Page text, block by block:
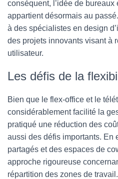
conséquent, l’idée de
appartient désormais au
à des spécialistes en design
des projets innovants visant à
utilisateur.
Les défis de la
Bien que le flex-office et le
considérablement facilité la
pratiqué une réduction des
aussi des défis importants. En
partagés et des espaces de
approche rigoureuse
répartition des zones de